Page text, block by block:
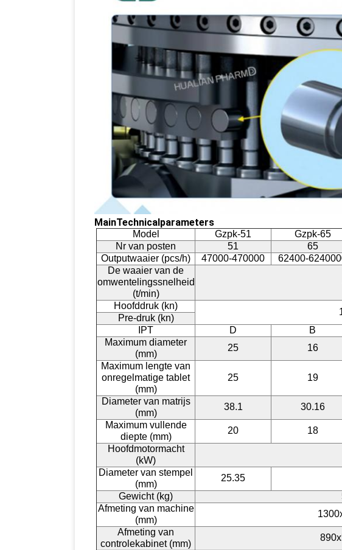
MainTechnicalparameters
Model Gzpk-51 Gzpk-65
Nr van posten
51 65
Outputwaaier (pcs/h)
47000-470000 62400-
De waaier van de
omwentelingssnelheid
(t/min)
Hoofddruk (kn)
Pre-druk (kn)
IPT
D B
Maximum diameter
(mm)
25 16
Maximum lengte van
onregelmatige tablet
(mm)
25 19
Diameter van matrijs
(mm)
38.1 30.16
Maximum vullende
diepte (mm)
20 18
Hoofdmotormacht
(kW)
Diameter van stempel
(mm)
25.35
Gewicht (kg)
Afmeting van machine
(mm)
Afmeting van
controlekabinet (mm)